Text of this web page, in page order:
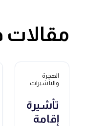
الهجرة
والتأشيرات
تأشيرة
إقامة